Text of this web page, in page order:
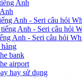
Anh
Anh - Seri câu hỏi
Anh - Seri câu hỏi
Anh - Seri câu hỏi
bank
airport
hay sử dụng